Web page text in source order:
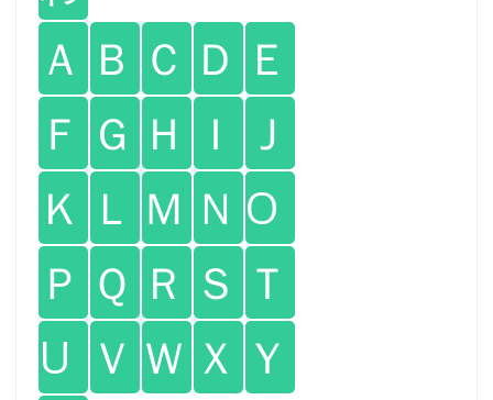
Ａ Ｂ Ｃ Ｄ Ｅ
Ｆ Ｇ Ｈ Ｉ
Ｊ
Ｋ Ｌ Ｍ Ｎ O
Ｐ Ｑ Ｒ Ｓ Ｔ
U Ｖ Ｗ Ｘ Ｙ